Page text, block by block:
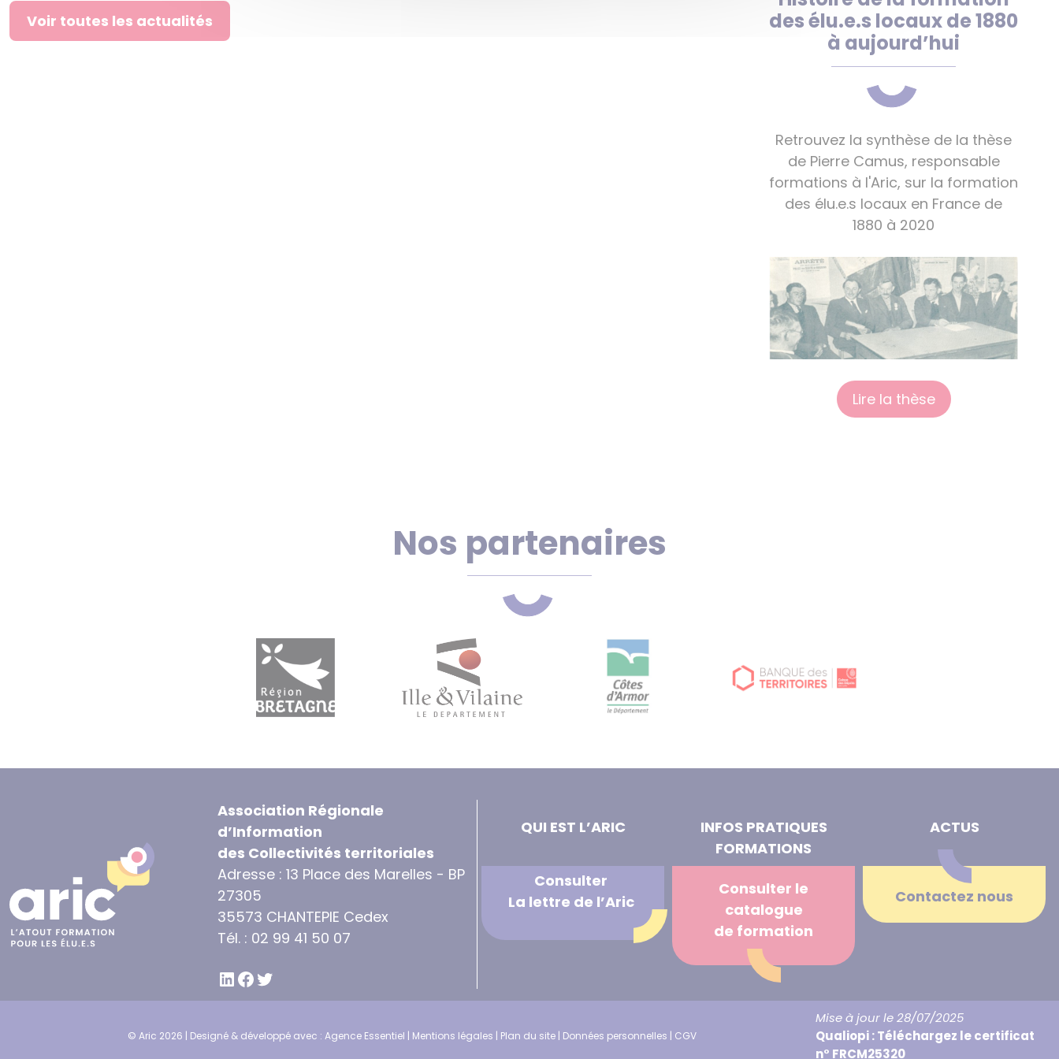
Voir toutes les actualités
des élu.e.s locaux de 1880
à aujourd’hui
Retrouvez la synthèse de la thèse
de Pierre Camus, responsable
formations à l'Aric, sur la formation
des élu.e.s locaux en France de
1880 à 2020
Lire la thèse
Nos partenaires
Association Régionale
d’Information
des Collectivités territoriales
Adresse : 13 Place des Marelles - BP
27305
35573 CHANTEPIE Cedex
Tél. : 02 99 41 50 07
LINKEDIN
FACEBOOK
TWITTER
QUI EST L’ARIC
INFOS PRATIQUES
FORMATIONS
ACTUS
Consulter
La lettre de l’Aric
Consulter le
catalogue
de formation
Contactez nous
© Aric 2026 | Designé & développé avec : Agence Essentiel | Mentions légales | Plan du site| Données personnelles | CGV
Mise à jour le 28/07/2025
Qualiopi : Téléchargez le certificat
n° FRCM25320